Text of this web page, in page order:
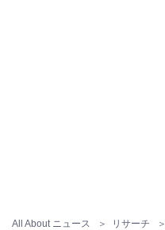
All About ニュース リサーチ
ンバーに参入。現在は旅